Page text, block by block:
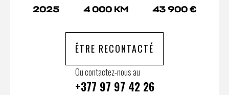
2025 4 000 KM 43 900 €
ÊTRE RECONTACTÉ
Ou contactez-nous au
+377 97 97 42 26